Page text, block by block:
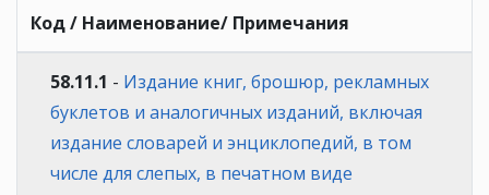
Код / Наименование/ Примечания
58.11.1 - Издание книг, брошюр, рекламных
буклетов и аналогичных изданий, включая
издание словарей и энциклопедий, в том
числе для слепых, в печатном виде